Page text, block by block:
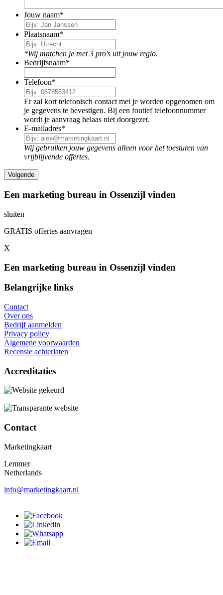
Jouw naam*
Plaatsnaam*
*Wij matchen je met 3 pro's uit jouw regio.
Bedrijfsnaam*
Telefoon*
Er zal kort telefonisch contact met je worden opgenomen om
je gegevens te bevestigen. Bij een foutief telefoonnummer
wordt je aanvraag helaas niet doorgezet.
E-mailadres*
Wij gebruiken jouw gegevens alleen voor het toesturen van
vrijblijvende offertes.
Een marketing bureau in Ossenzijl vinden
sluiten
GRATIS offertes aanvragen
X
Een marketing bureau in Ossenzijl vinden
Belangrijke links
Contact
Over ons
Bedrijf aanmelden
Privacy policy
Algemene voorwaarden
Recensie achterlaten
Accreditaties
Contact
Marketingkaart
Lemmer
Netherlands
info@marketingkaart.nl